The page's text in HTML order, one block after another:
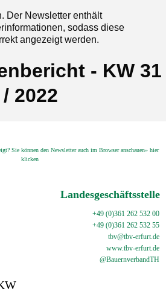
Der Newsletter enthält
sodass diese
angezeigt werden.
- KW 31
/ 2022
Sie können den Newsletter auch im Browser anschauen» hier
klicken
Landesgeschäftsstelle
+49 (0)361 262 532 00
+49 (0)361 262 532 55
tbv@tbv-erfurt.de
www.tbv-erfurt.de
@BauernverbandTH